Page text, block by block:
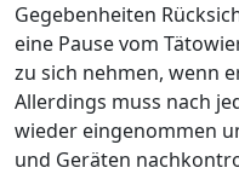
Gegebenheiten
eine Pause vom
zu sich nehmen, wenn
Allerdings muss nach
wieder eingenommen
und Geräten